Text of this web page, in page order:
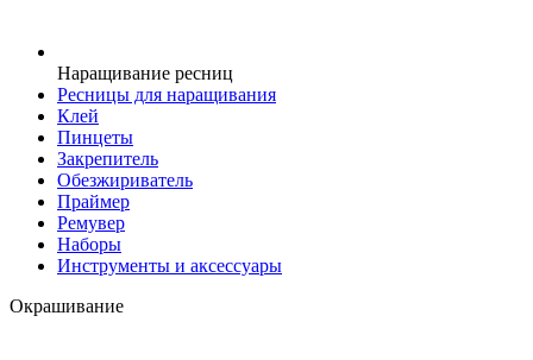
Наращивание ресниц
Ресницы для наращивания
Клей
Пинцеты
Закрепитель
Обезжириватель
Праймер
Ремувер
Наборы
Инструменты и аксессуары
Окрашивание